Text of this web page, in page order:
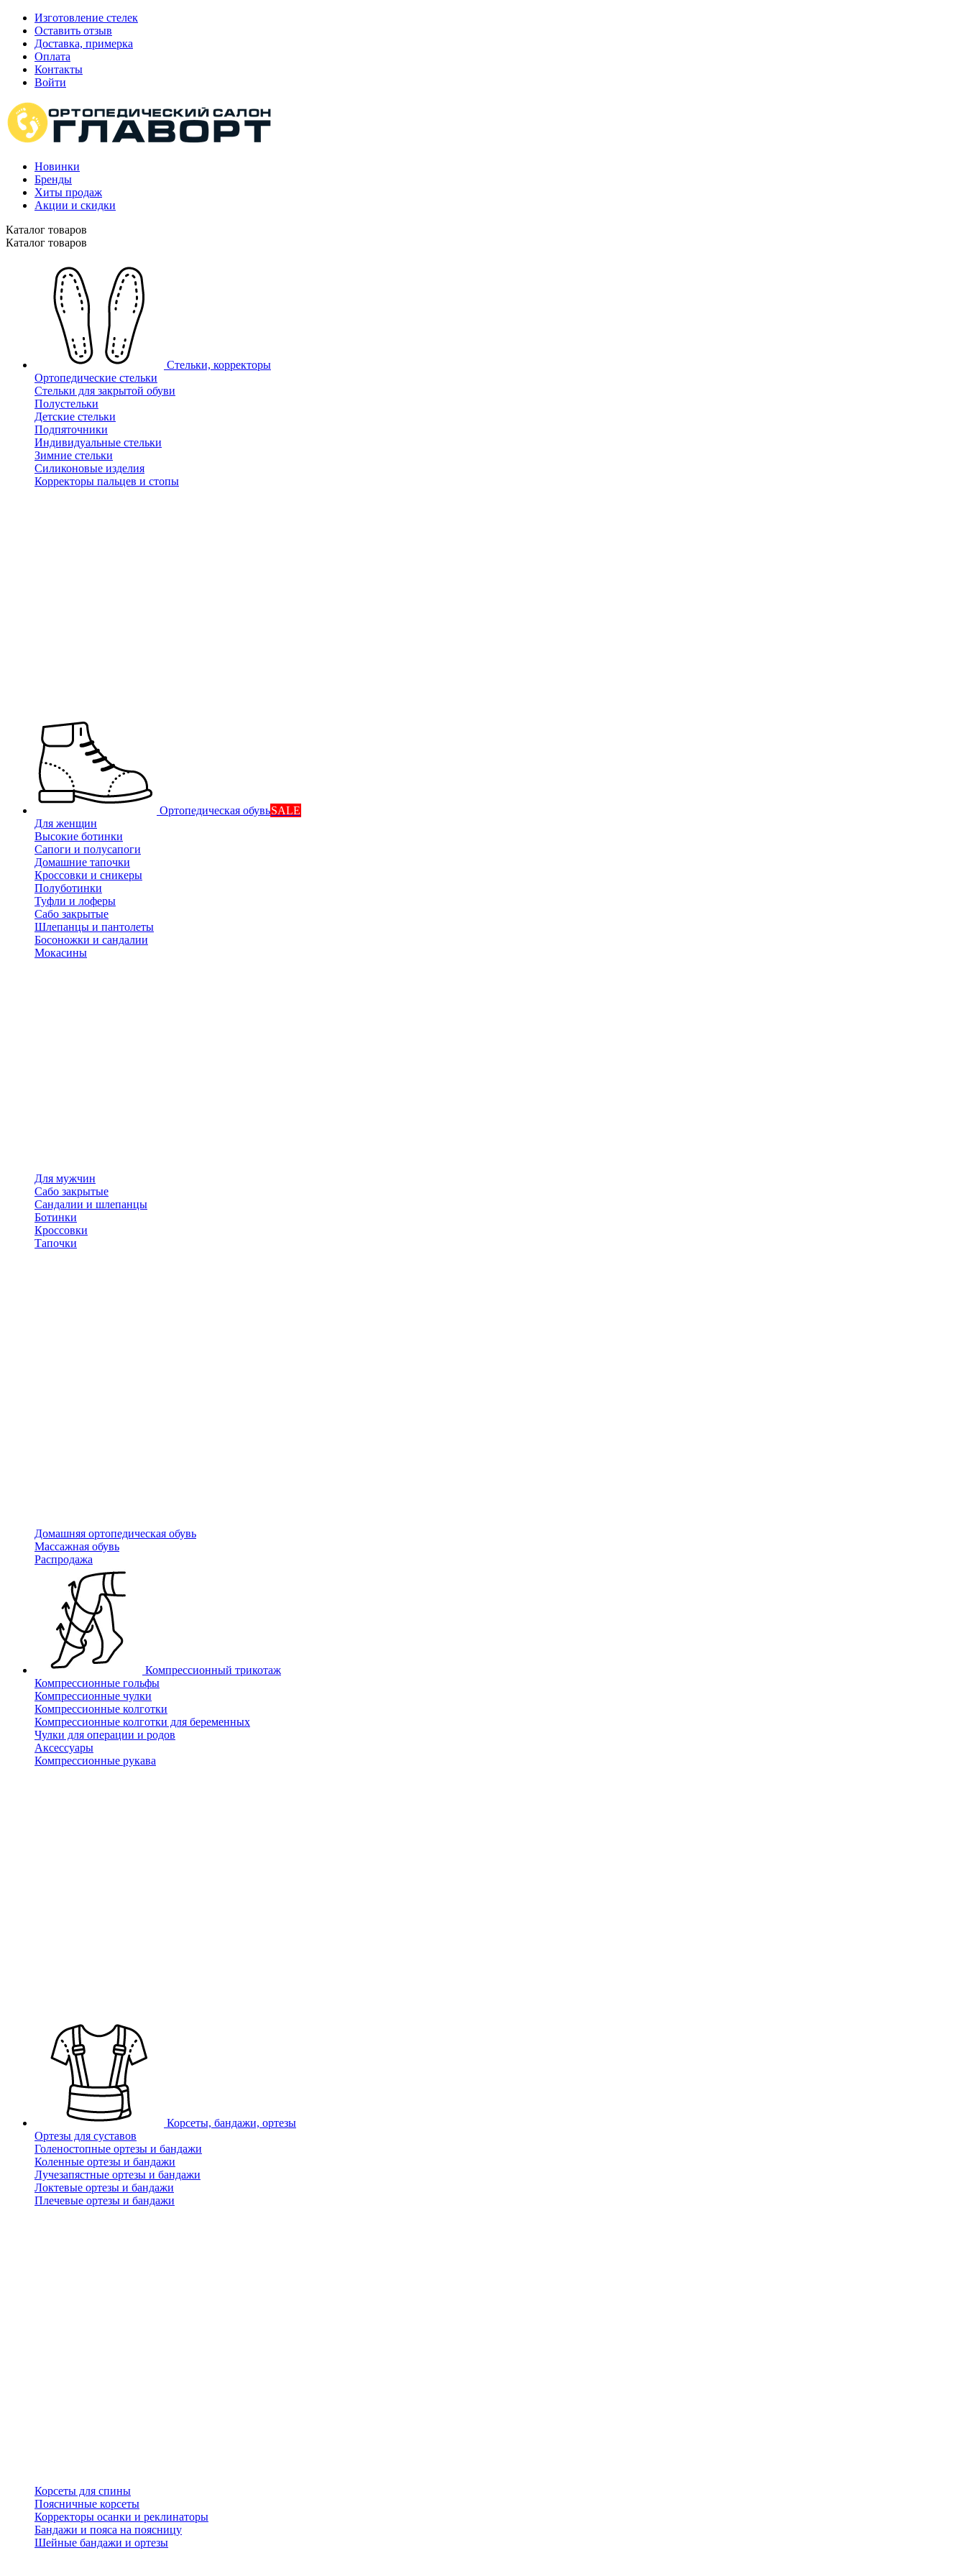
Изготовление стелек
Оставить отзыв
Доставка, примерка
Оплата
Контакты
Войти
Новинки
Бренды
Хиты продаж
Акции и скидки
Каталог товаров
Каталог товаров
Стельки, корректоры
Ортопедические стельки
Стельки для закрытой обуви
Полустельки
Детские стельки
Подпяточники
Индивидуальные стельки
Зимние стельки
Силиконовые изделия
Корректоры пальцев и стопы
Ортопедическая обувьSALE
Для женщин
Высокие ботинки
Сапоги и полусапоги
Домашние тапочки
Кроссовки и сникеры
Полуботинки
Туфли и лоферы
Сабо закрытые
Шлепанцы и пантолеты
Босоножки и сандалии
Мокасины
Для мужчин
Сабо закрытые
Сандалии и шлепанцы
Ботинки
Кроссовки
Тапочки
Домашняя ортопедическая обувь
Массажная обувь
Распродажа
Компрессионный трикотаж
Компрессионные гольфы
Компрессионные чулки
Компрессионные колготки
Компрессионные колготки для беременных
Чулки для операции и родов
Аксессуары
Компрессионные рукава
Корсеты, бандажи, ортезы
Ортезы для суставов
Голеностопные ортезы и бандажи
Коленные ортезы и бандажи
Лучезапястные ортезы и бандажи
Локтевые ортезы и бандажи
Плечевые ортезы и бандажи
Корсеты для спины
Поясничные корсеты
Корректоры осанки и реклинаторы
Бандажи и пояса на поясницу
Шейные бандажи и ортезы